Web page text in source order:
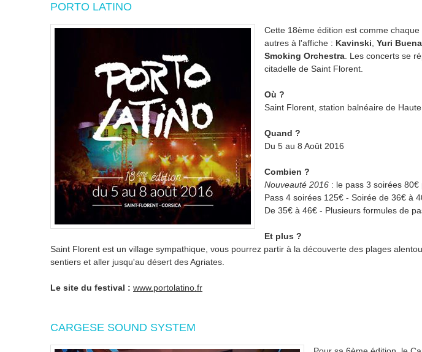
PORTO LATINO
Cette 18ème édition est comme
autres à l'affiche : Kavinski Yuri
Smoking Orchestra . Les concerts se
citadelle de Saint Florent.
Où ?
Saint Florent, station balnéaire de
Quand ?
Du 5 au 8 Août 2016
Combien ?
Nouveauté 2016 : le pass 3 soirées
Pass 4 soirées 125€ - Soirée de 36€ à
De 35€ à 46€ - Plusieurs formules de
Et plus ?
Saint Florent est un village sympathique, vous pourrez partir à la découverte des plages
sentiers et aller jusqu'au désert des Agriates.
Le site du festival : www.portolatino.fr
CARGESE SOUND SYSTEM